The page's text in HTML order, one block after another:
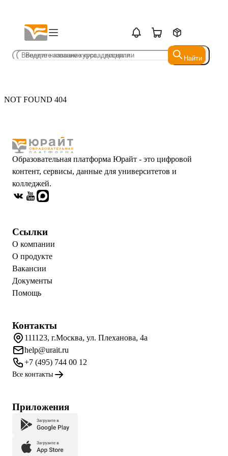
Найти
Найти
NOT FOUND 404
Образовательная платформа Юрайт - это цифровой
контент, сервисы, данные для университетов и
колледжей.
Ссылки
О компании
О продукте
Вакансии
Документы
Помощь
Контакты
111123, г.Москва, ул. Плеханова, 4а
help@urait.ru
+7 (495) 744 00 12
Все контакты
Приложения